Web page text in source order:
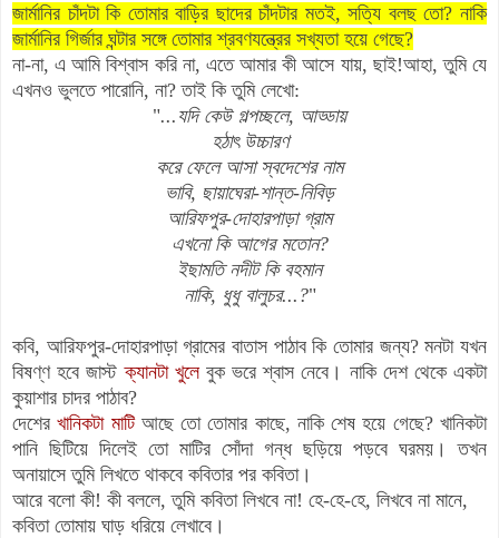
জার্মানির চাঁদটা কি তোমার বাড়ির ছাদের চাঁদটার মতই, সত্যি বলছ তো? নাকি
জার্মানির গির্জার ঘন্টার সঙ্গে তোমার শ্রবণযন্ত্রের সখ্যতা হয়ে গেছে?
না-না, এ আমি বিশ্বাস করি না, এতে আমার কী আসে যায়, ছাই!আহা, তুমি যে
এখনও ভুলতে পারোনি, না? তাই কি তুমি লেখো:
"...যদি কেউ গল্পচ্ছলে, আড্ডায়
হঠাৎ উচ্চারণ
করে ফেলে আসা স্বদেশের নাম
ভাবি, ছায়াঘেরা-শান্ত-নিবিড়
আরিফপুর-দোহারপাড়া গ্রাম
এখনো কি আগের মতোন?
ইছামতি নদীট কি বহমান
নাকি, ধুধু বালুচর...?"
কবি, আরিফপুর-দোহারপাড়া গ্রামের বাতাস পাঠাব কি তোমার জন্য? মনটা যখন
বিষণ্ণ হবে জাস্টক্যানটা খুলেবুক ভরে শ্বাস নেবে। নাকি দেশ থেকে একটা
কুয়াশার চাদর পাঠাব?
দেশেরখানিকটা মাটিআছে তো তোমার কাছে, নাকি শেষ হয়ে গেছে? খানিকটা
পানি ছিটিয়ে দিলেই তো মাটির সোঁদা গন্ধ ছড়িয়ে পড়বে ঘরময়। তখন
অনায়াসে তুমি লিখতে থাকবে কবিতার পর কবিতা।
আরে বলো কী! কী বললে, তুমি কবিতা লিখবে না! হে-হে-হে, লিখবে না মানে,
কবিতা তোমায় ঘাড় ধরিয়ে লেখাবে।